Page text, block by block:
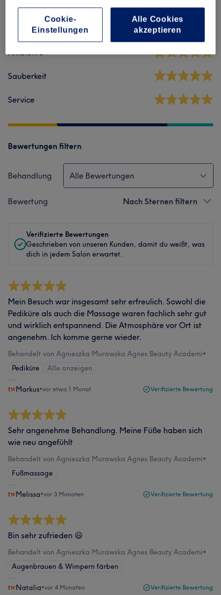
5,0 23 Bewertungen
Ambiente
Sauberkeit
Service
Bewertungen filtern
Behandlung Alle Bewertungen
Bewertung Nach Sternen filtern
Verifizierte Bewertungen
Geschrieben von unseren Kunden, damit du weißt, was
dich in jedem Salon erwartet.
Mein Besuch war insgesamt sehr erfreulich. Sowohl die
Pediküre als auch die Massage waren fachlich sehr gut
und wirklich entspannend. Die Atmosphäre vor Ort ist
angenehm. Ich komme gerne wieder.
Behandelt von Agnieszka Murawska Agnes Beauty Academi•
Pediküre
Alle anzeigen
Markus•vor etwa 1 Monat Verifizierte Bewertung
Sehr angenehme Behandlung. Meine Füße haben sich
wie neu angefühlt
Behandelt von Agnieszka Murawska Agnes Beauty Academi•
Fußmassage
Melissa•vor 3 Monaten Verifizierte Bewertung
Bin sehr zufrieden 😃
Behandelt von Agnieszka Murawska Agnes Beauty Academi•
Augenbrauen & Wimpern färben
Natalia•vor 4 Monaten Verifizierte Bewertung
Cookie-
Einstellungen
Alle Cookies
akzeptieren